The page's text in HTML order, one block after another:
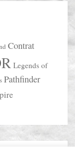
Contrat
Legends of
Pathfinder